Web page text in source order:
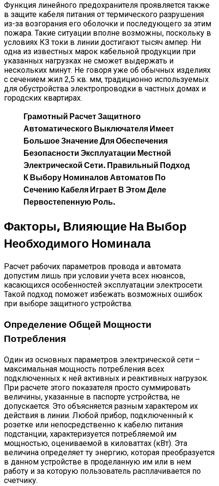
Функция линейного предохранителя проявляется также
в защите кабеля питания от термического разрушения
из-за возгорания его оболочки и последующего за этим
пожара. Такие ситуации вполне возможны, поскольку в
условиях КЗ токи в линии достигают тысяч ампер. Ни
одна из известных марок кабельной продукции при
указанных нагрузках не сможет выдержать и
нескольких минут. Не говоря уже об обычных изделиях
с сечением жил 2,5 кв. мм, традиционно используемых
для обустройства электропроводки в частных домах и
городских квартирах.
Грамотный Расчет Защитного
Автоматического Выключателя Имеет
Большое Значение Для Обеспечения
Безопасности Эксплуатации Местной
Электрической Сети. Правильный Подход
К Выбору Номиналов Автоматов По
Сечению Кабеля Играет В Этом Деле
Первостепенную Роль.
Факторы, Влияющие На Выбор
Необходимого Номинала
Расчет рабочих параметров провода и автомата
допустим лишь при условии учета всех нюансов,
касающихся особенностей эксплуатации электросети.
Такой подход поможет избежать возможных ошибок
при выборе защитного устройства.
Определение Общей Мощности
Потребления
Один из основных параметров электрической сети –
максимальная мощность потребления всех
подключенных к ней активных и реактивных нагрузок.
При расчете этого показателя просто суммировать
величины, указанные в паспорте устройства, не
допускается. Это объясняется разным характером их
действия в линии. Любой прибор, подключенный к
розетке или непосредственно к кабелю питания
подстанции, характеризуется потребляемой им
мощностью, оцениваемой в киловаттах (кВт). Эта
величина определяет ту энергию, которая преобразуется
в данном устройстве в проделанную им или в нем
работу и за которую пользователь расплачивается по
счетчику.